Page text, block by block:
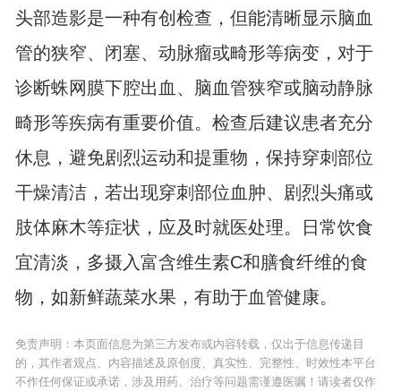
头部造影是一种有创检查，但能清晰显示脑血
管的狭窄、闭塞、动脉瘤或畸形等病变，对于
诊断蛛网膜下腔出血、脑血管狭窄或脑动静脉
畸形等疾病有重要价值。检查后建议患者充分
休息，避免剧烈运动和提重物，保持穿刺部位
干燥清洁，若出现穿刺部位血肿、剧烈头痛或
肢体麻木等症状，应及时就医处理。日常饮食
宜清淡，多摄入富含维生素C和膳食纤维的食
物，如新鲜蔬菜水果，有助于血管健康。
免责声明：本页面信息为第三方发布或内容转载，仅出于信息传递目
的，其作者观点、内容描述及原创度、真实性、完整性、时效性本平台
不作任何保证或承诺，涉及用药、治疗等问题需谨遵医嘱！请读者仅作